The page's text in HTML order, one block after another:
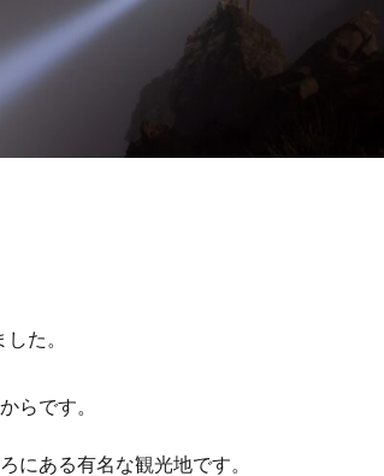
た。
らです。
にある有名な観光地です。